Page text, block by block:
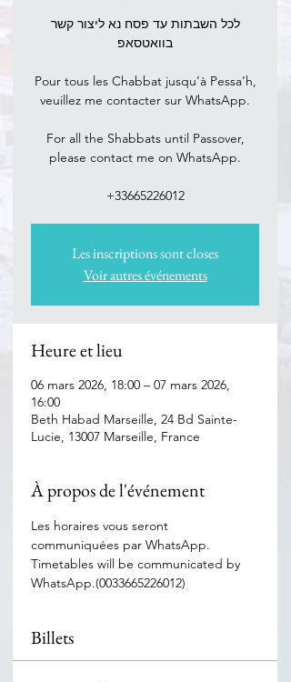
לכל השבתות עד פסח נא ליצור קשר
בוואטסאפ
Pour tous les Chabbat jusqu’à Pessa’h,
veuillez me contacter sur WhatsApp.
For all the Shabbats until Passover,
please contact me on WhatsApp.
+33665226012
Les inscriptions sont closes
Voir autres événements
Heure et lieu
06 mars 2026, 18:00 – 07 mars 2026,
16:00
Beth Habad Marseille, 24 Bd Sainte-
Lucie, 13007 Marseille, France
À propos de l'événement
Les horaires vous seront
communiquées par WhatsApp.
Timetables will be communicated by
WhatsApp.(0033665226012)
Billets